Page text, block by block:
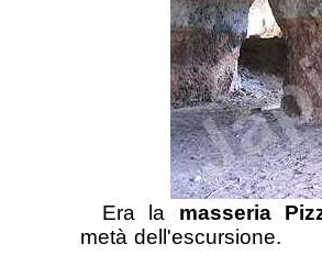
Era la masseria
metà dell'escursione.